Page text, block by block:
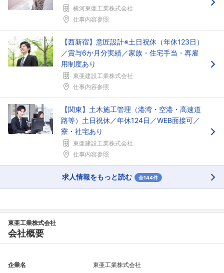
フォローしました
こちらの企業もフォローしませんか？
横河東亜工業株式会社
仕事内容参照
【西新宿】意匠設計※土日祝休（年休123日）
／賞与6か月分実績／家族・住宅手当・再雇
用制度あり
東亜建設工業株式会社
仕事内容参照
【関東】土木施工管理（港湾・空港・高速道
路等）土日祝休／年休124日／WEB面接可／
寮・社宅あり
東亜建設工業株式会社
仕事内容参照
求人情報をもっと読む 全144件
東亜工業株式会社
会社概要
企業名 東亜工業株式会社